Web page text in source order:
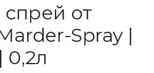
от
Spray |
0,2л